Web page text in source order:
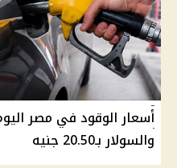
والسولار بـ20.50 جنيه